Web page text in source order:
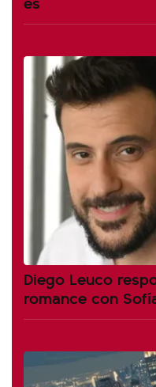
Diego Leuco
romance con